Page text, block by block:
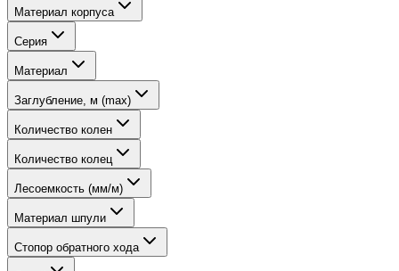
Материал корпуса
Серия
Материал
Заглубление, м (max)
Количество колен
Количество колец
Лесоемкость (мм/м)
Материал шпули
Стопор обратного хода